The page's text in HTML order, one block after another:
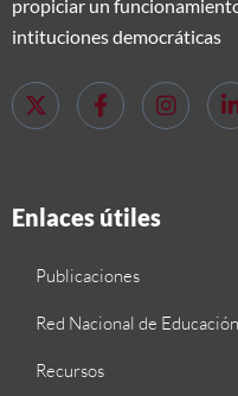
propiciar un
intituciones democráticas
Enlaces útiles
Publicaciones
Red Nacional de
Recursos